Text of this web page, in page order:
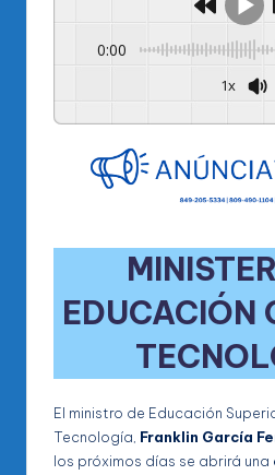
0:00
1x
EDUCACIÓN
El ministro de Educación
Tecnología, Franklin García
los próximos días se abrirá una